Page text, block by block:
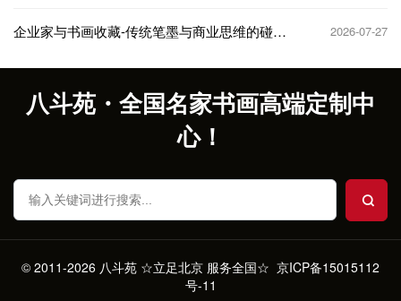
企业家与书画收藏-传统笔墨与商业思维的碰
2026-07-27
八斗苑・全国名家书画高端定制中
心！
© 2011-2026 八斗苑 ☆立足北京 服务全国☆ 京ICP备15015112
号-11